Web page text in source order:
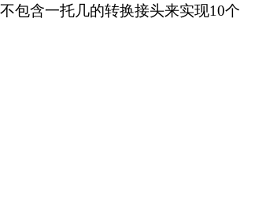
包含一托几的转换接头来实现10个